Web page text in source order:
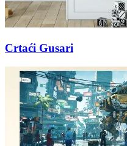
Crtaći Gusari